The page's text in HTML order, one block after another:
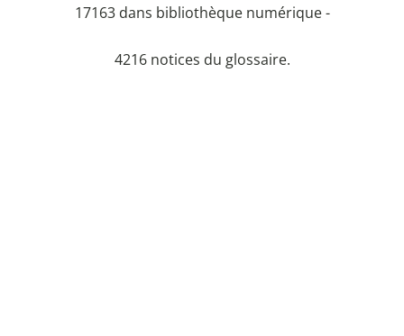
17163 dans bibliothèque numérique -
4216 notices du glossaire.